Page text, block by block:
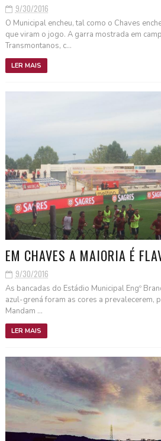
9/30/2016
O Municipal encheu, tal como o Chaves
que viram o jogo. A garra mostrada em
Transmontanos, c...
LER MAIS
EM CHAVES A MAIORIA É
9/30/2016
As bancadas do Estádio Municipal Engº
azul-grená foram as cores a prevalecerem,
Mandam ...
LER MAIS